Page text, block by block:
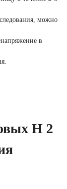
можно
в
Н 2